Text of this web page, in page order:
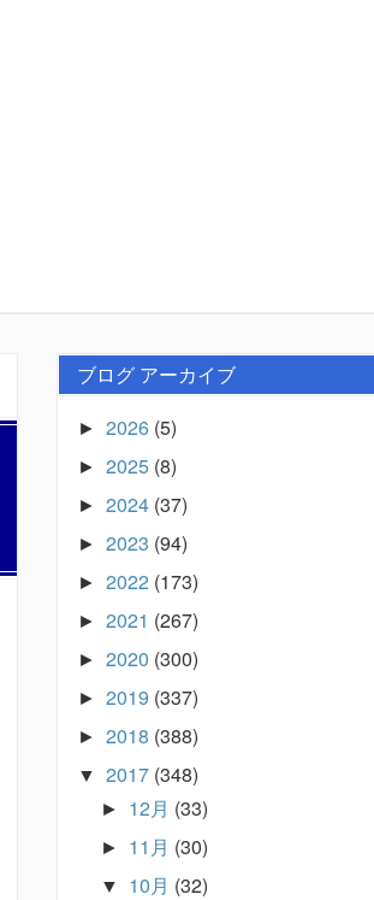
ブログ アーカイブ
► 2026 (5)
► 2025 (8)
► 2024 (37)
► 2023 (94)
► 2022 (173)
► 2021 (267)
► 2020 (300)
► 2019 (337)
► 2018 (388)
▼ 2017 (348)
► 12月 (33)
► 11月 (30)
▼ 10月 (32)